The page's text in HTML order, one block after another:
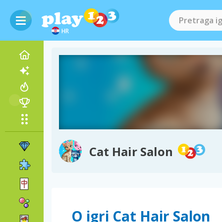
HR
Cat Hair Salon
O igri Cat Hair Salon